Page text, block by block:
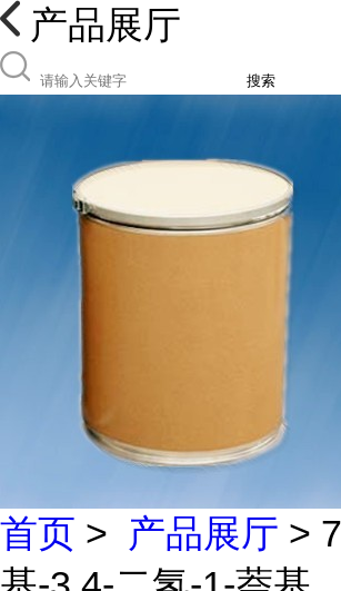
产品展厅
搜索
首页 > 产品展厅 >